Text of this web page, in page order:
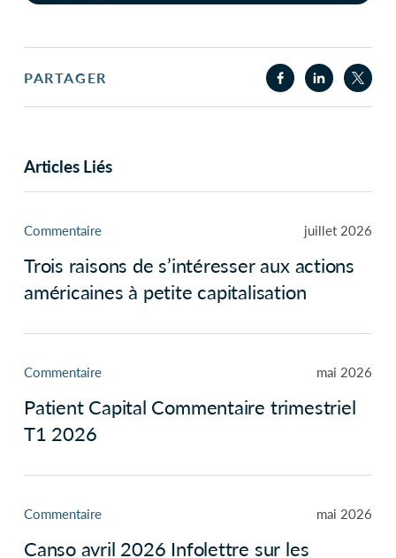
PARTAGER
Articles Liés
Commentaire juillet 2026
Trois raisons de s’intéresser aux actions
américaines à petite capitalisation
Commentaire mai 2026
Patient Capital Commentaire trimestriel
T1 2026
Commentaire mai 2026
Canso avril 2026 Infolettre sur les